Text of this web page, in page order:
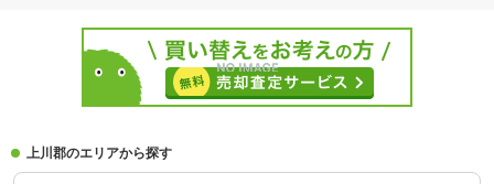
上川郡のエリアから探す